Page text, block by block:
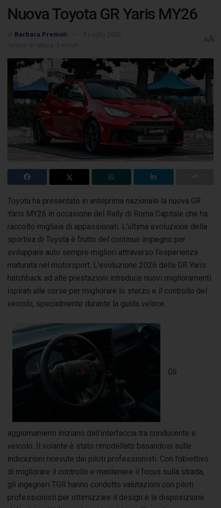
Nuova Toyota GR Yaris MY26
Barbara Premoli
AA
Toyota ha presentato in anteprima nazionale la nuova GR
Yaris MY26 in occasione del Rally di Roma Capitale che ha
raccolto migliaia di appassionati. L’ultima evoluzione della
sportiva di Toyota è frutto del continuo impegno per
sviluppare auto sempre migliori attraverso l’esperienza
maturata nel motorsport. L’evoluzione 2026 della GR Yaris
hatchback ad alte prestazioni introduce nuovi miglioramenti
ispirati alle corse per migliorare lo sterzo e il controllo del
veicolo, specialmente durante la guida veloce.
Gli
aggiornamenti iniziano dall’interfaccia tra conducente e
veicolo. Il volante è stato rimodellato basandosi sulle
indicazioni ricevute dai piloti professionisti. Con l’obiettivo
di migliorare il controllo e mantenere il focus sulla strada,
gli ingegneri TGR hanno condotto valutazioni con piloti
professionisti per ottimizzare il design e la disposizione